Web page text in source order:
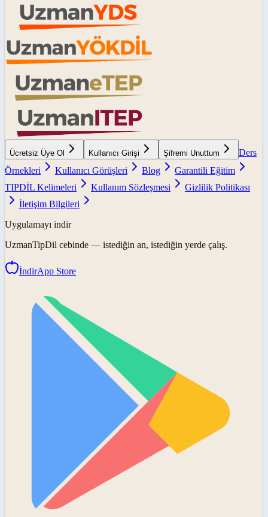
Ücretsiz Üye Ol Kullanıcı Girişi Şifremi Unuttum
Ders
Örnekleri
Kullanıcı Görüşleri Blog
Garantili Eğitim
TIPDİL Kelimeleri
Kullanım Sözleşmesi
Gizlilik Politikası
İletişim Bilgileri
Uygulamayı indir
UzmanTipDil cebinde — istediğin an, istediğin yerde çalış.
İndirApp Store